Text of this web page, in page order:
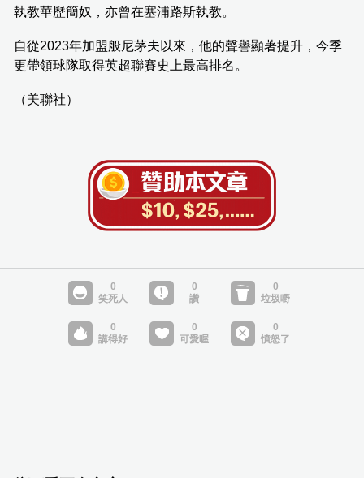
執教華歷簡奴，亦曾在塞浦路斯執教。
自從2023年加盟般尼茅夫以來，他的聲譽顯著提升，今季
更帶領球隊取得英超聯賽史上最高排名。
（美聯社）